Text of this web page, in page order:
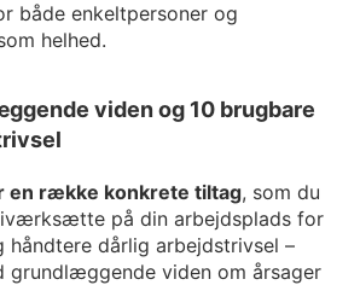
både enkeltpersoner og
helhed.
viden og 10 brugbare
en række konkrete tiltag, som du
på din arbejdsplads for
dårlig arbejdstrivsel –
grundlæggende viden om årsager